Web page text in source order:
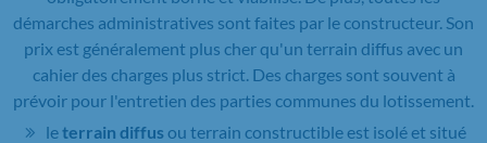
démarches administratives sont faites par le constructeur. Son
prix est généralement plus cher qu'un terrain diffus avec un
cahier des charges plus strict. Des charges sont souvent à
prévoir pour l'entretien des parties communes du lotissement.
leterrain diffusou terrain constructible est isolé et situé